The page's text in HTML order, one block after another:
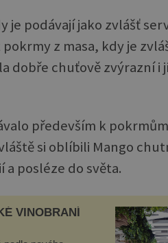
je podávají jako zvlášť
z masa, kdy je
dobře chuťově zvýrazní i
především k
si oblíbili Mango
posléze do světa.
VINOBRANÍ